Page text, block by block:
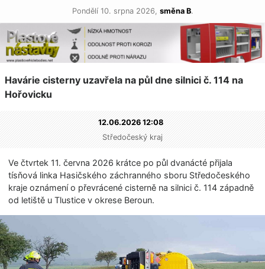
Pondělí 10. srpna 2026, směna B.
Havárie cisterny uzavřela na půl dne silnici č. 114 na
Hořovicku
12.06.2026 12:08
Středočeský kraj
Ve čtvrtek 11. června 2026 krátce po půl dvanácté přijala
tísňová linka Hasičského záchranného sboru Středočeského
kraje oznámení o převrácené cisterně na silnici č. 114 západně
od letiště u Tlustice v okrese Beroun.